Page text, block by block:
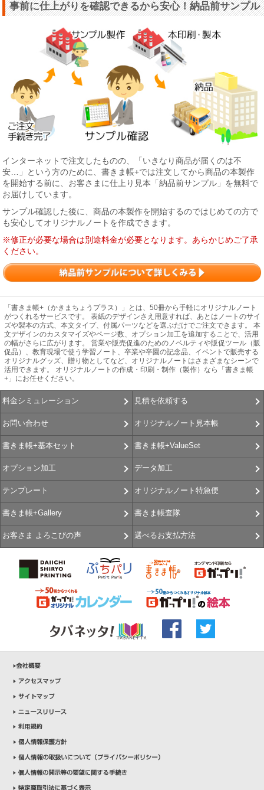
事前に仕上がりを確認できるから安心！納品前サンプル
インターネットで注文したものの、「いきなり商品が届くのは不
安…」という方のために、書きま帳+では注文してから商品の本製作
を開始する前に、お客さまに仕上り見本「納品前サンプル」を無料で
お届けしています。
サンプル確認した後に、商品の本製作を開始するのではじめての方で
も安心してオリジナルノートを作成できます。
※修正が必要な場合は別途料金が必要となります。あらかじめご了承
ください。
「書きま帳+（かきまちょうプラス）」とは、50冊から手軽にオリジナルノート
がつくれるサービスです。 表紙のデザインさえ用意すれば、あとはノートのサイ
ズや製本の方式、本文タイプ、付属パーツなどを選ぶだけでご注文できます。 本
文デザインのカスタマイズやページ数、オプション加工を追加することで、活用
の幅がさらに広がります。 営業や販売促進のためのノベルティや販促ツール（販
促品）、教育現場で使う学習ノート、卒業や卒園の記念品、イベントで販売する
オリジナルグッズ、贈り物としてなど、オリジナルノートはさまざまなシーンで
活用できます。 オリジナルノートの作成・印刷・制作（製作）なら「書きま帳
+」にお任せください。
料金シミュレーション 見積を依頼する
お問い合わせ オリジナルノート見本帳
書きま帳+基本セット 書きま帳+ValueSet
オプション加工 データ加工
テンプレート オリジナルノート特急便
書きま帳+Gallery 書きま帳査隊
お客さま よろこびの声 選べるお支払方法